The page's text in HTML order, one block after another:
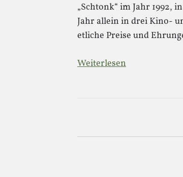
„Schtonk“ im Jahr 1992,
Jahr allein in drei Kino-
etliche Preise und
Weiterlesen